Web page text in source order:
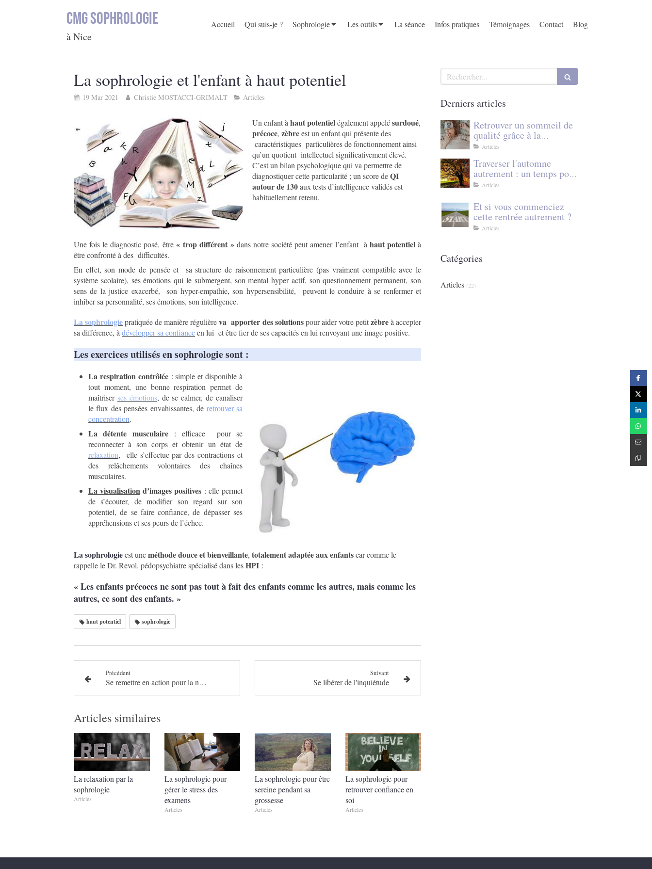
Accueil Qui suis-je ? Sophrologie Les outils La séance Infos pratiques Témoignages Contact Blog
CMG SOPHROLOGIE
à Nice
La sophrologie et l'enfant à haut potentiel
19 Mar 2021 Christie MOSTACCI-GRIMALT Articles
Un enfant à haut potentielégalement appelésurdoué,
précoce, zèbreest un enfant qui présente des
caractéristiques particulières de fonctionnement ainsi
qu’un quotient intellectuel significativement élevé.
C’est un bilan psychologique qui va permettre de
diagnostiquer cette particularité ; un score deQI
autour de 130aux tests d’intelligence validés est
habituellement retenu.
Une fois le diagnostic posé, être « trop différent »dans notre société peut amener l’enfant à haut potentielà
être confronté à des difficultés.
En effet, son mode de pensée et sa structure de raisonnement particulière (pas vraiment compatible avec le
système scolaire), ses émotions qui le submergent, son mental hyper actif, son questionnement permanent, son
sens de la justice exacerbé, son hyper-empathie, son hypersensibilité, peuvent le conduire à se renfermer et
inhiber sa personnalité, ses émotions, son intelligence.
La sophrologiepratiquée de manière régulièreva apporter des solutionspour aider votre petitzèbreà accepter
sa différence, à développer sa confianceen lui et être fier de ses capacités en lui renvoyant une image positive.
Les exercices utilisés en sophrologie sont :
La respiration contrôlée: simple et disponible à
tout moment, une bonne respiration permet de
maîtriser ses émotions, de se calmer, de canaliser
le flux des pensées envahissantes, de retrouver sa
concentration.
La détente musculaire: efficace pour se
reconnecter à son corps et obtenir un état de
relaxation, elle s’effectue par des contractions et
des relâchements volontaires des chaînes
musculaires.
La visualisation d’images positives : elle permet
de s’écouter, de modifier son regard sur son
potentiel, de se faire confiance, de dépasser ses
appréhensions et ses peurs de l’échec.
La sophrologieest uneméthode douce et bienveillante, totalement adaptée aux enfantscar comme le
rappelle le Dr. Revol, pédopsychiatre spécialisé dans lesHPI :
« Les enfants précoces ne sont pas tout à fait des enfants comme les autres, mais comme les
autres, ce sont des enfants. »
haut potentiel sophrologie
Précédent
Se remettre en action pour la nouvelle année
Suivant
Se libérer de l'inquiétude
Articles similaires
La relaxation par la
sophrologie
Articles
La sophrologie pour
gérer le stress des
examens
Articles
La sophrologie pour être
sereine pendant sa
grossesse
Articles
La sophrologie pour
retrouver confiance en
soi
Articles
Rechercher
Derniers articles
Retrouver un sommeil de
qualité grâce à la
sophrologie et à la
Articles
Traverser l'automne
autrement : un temps pour
se recentrer grâce à la
Articles
Et si vous commenciez
cette rentrée autrement ?
Articles
Catégories
Articles (22)